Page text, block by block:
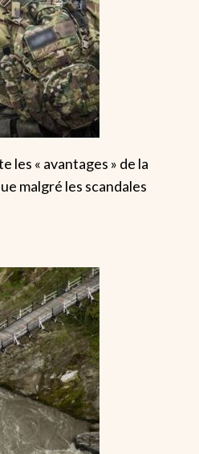
les « avantages » de la
malgré les scandales